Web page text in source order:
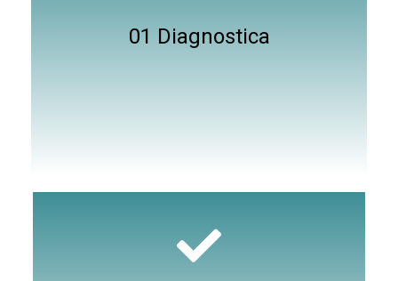
01 Diagnostica
Un diagnóstico actualizado de los